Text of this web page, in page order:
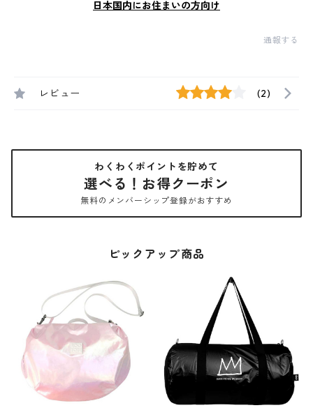
日本国内にお住まいの方向け
通報する
レビュー (2)
わくわくポイントを貯めて
選べる！お得クーポン
無料のメンバーシップ登録がおすすめ
ピックアップ商品